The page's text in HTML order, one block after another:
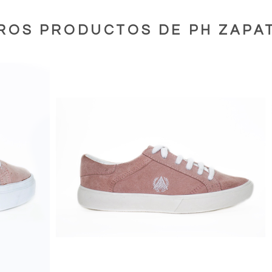
PRODUCTOS DE PH